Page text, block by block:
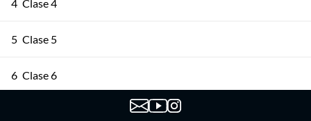
4 Clase 4
5 Clase 5
6 Clase 6